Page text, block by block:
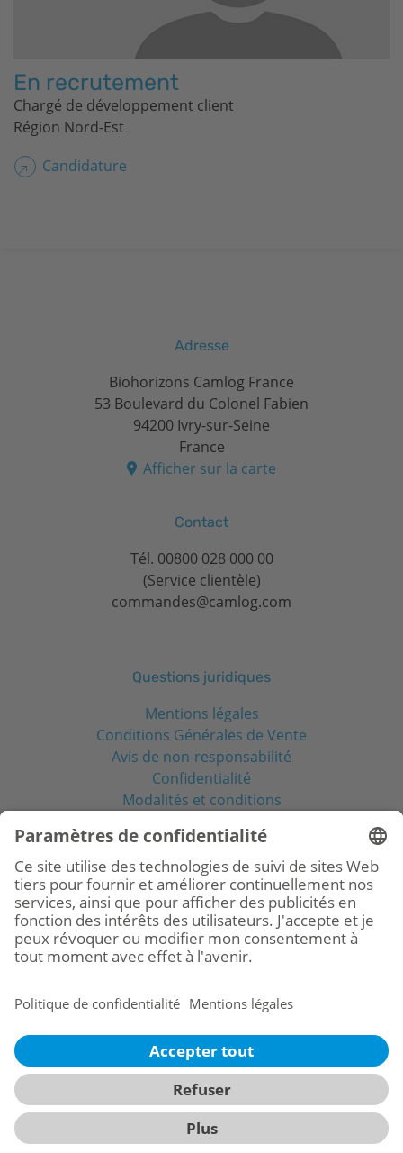
En recrutement
Chargé de développement client
Région Nord-Est
Candidature
Adresse
Biohorizons Camlog France
53 Boulevard du Colonel Fabien
94200 Ivry-sur-Seine
France
Afficher sur la carte
Contact
Tél. 00800 028 000 00
(Service clientèle)
commandes@camlog.com
Questions juridiques
Mentions légales
Conditions Générales de Vente
Avis de non-responsabilité
Confidentialité
Modalités et conditions
Réseaux sociaux
© 2026BioHorizonsCamlog France